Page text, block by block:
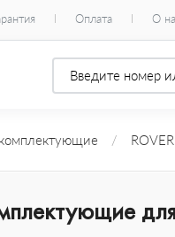
Оплата О
/ ROVER
для